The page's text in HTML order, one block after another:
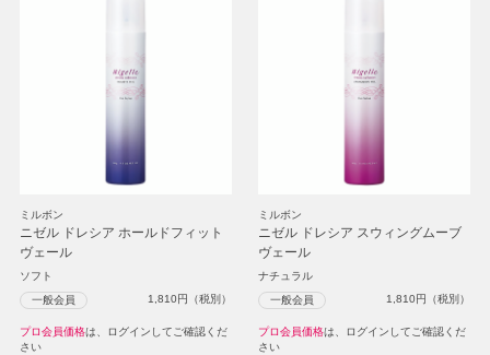
ミルボン
ニゼル ドレシア ホールドフィット
ヴェール
ソフト
一般会員 1,810円（税別）
プロ会員価格は、ログインしてご確認くだ
さい
ミルボン
ニゼル ドレシア スウィングムーブ
ヴェール
ナチュラル
一般会員 1,810円（税別）
プロ会員価格は、ログインしてご確認くだ
さい